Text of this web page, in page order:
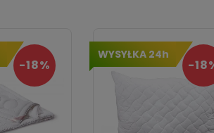
-18%
WYSYŁKA 24h
-